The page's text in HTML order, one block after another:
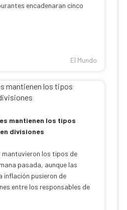
encadenaran cinco
El Mundo
mantienen los tipos
divisiones
los tipos de
pasada, aunque las
inflación pusieron de
entre los responsables de